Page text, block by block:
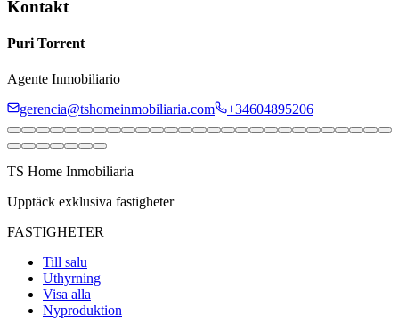
Kontakt
Puri Torrent
Agente Inmobiliario
gerencia@tshomeinmobiliaria.com
+34604895206
TS Home Inmobiliaria
Upptäck exklusiva fastigheter
FASTIGHETER
Till salu
Uthyrning
Visa alla
Nyproduktion